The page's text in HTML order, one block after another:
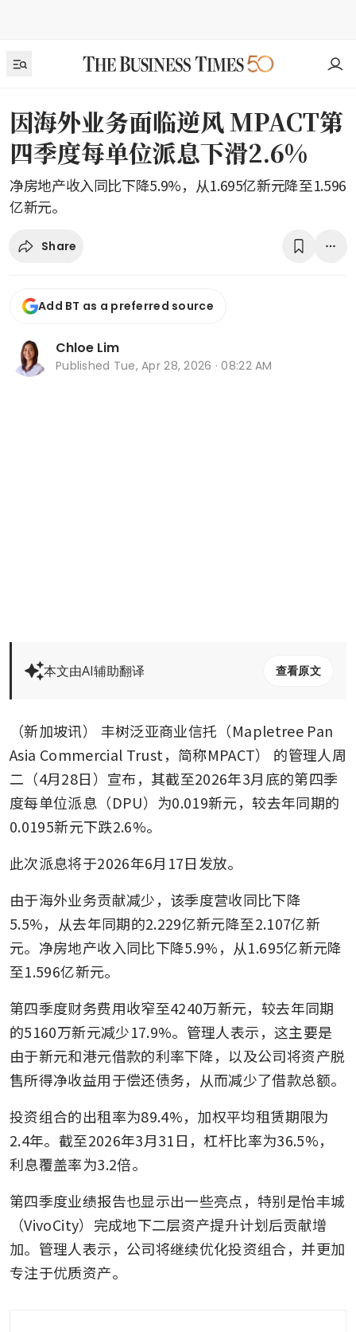
因海外业务面临逆风 MPACT第
四季度每单位派息下滑2.6%
净房地产收入同比下降5.9%，从1.695亿新元降至1.596
亿新元。
Share
Add BT as a preferred source
Chloe Lim
Published Tue, Apr 28, 2026 · 08:22 AM
本文由AI辅助翻译 查看原文
（新加坡讯）
丰树泛亚商业信托（Mapletree Pan
Asia Commercial Trust，简称MPACT）
的管理人周
二（4月28日）宣布，其截至2026年3月底的第四季
度每单位派息（DPU）为0.019新元，较去年同期的
0.0195新元下跌2.6%。
此次派息将于2026年6月17日发放。
由于海外业务贡献减少，该季度营收同比下降
5.5%，从去年同期的2.229亿新元降至2.107亿新
元。净房地产收入同比下降5.9%，从1.695亿新元降
至1.596亿新元。
第四季度财务费用收窄至4240万新元，较去年同期
的5160万新元减少17.9%。管理人表示，这主要是
由于新元和港元借款的利率下降，以及公司将资产脱
售所得净收益用于偿还债务，从而减少了借款总额。
投资组合的出租率为89.4%，加权平均租赁期限为
2.4年。截至2026年3月31日，杠杆比率为36.5%，
利息覆盖率为3.2倍。
第四季度业绩报告也显示出一些亮点，特别是怡丰城
（VivoCity）完成地下二层资产提升计划后贡献增
加。管理人表示，公司将继续优化投资组合，并更加
专注于优质资产。